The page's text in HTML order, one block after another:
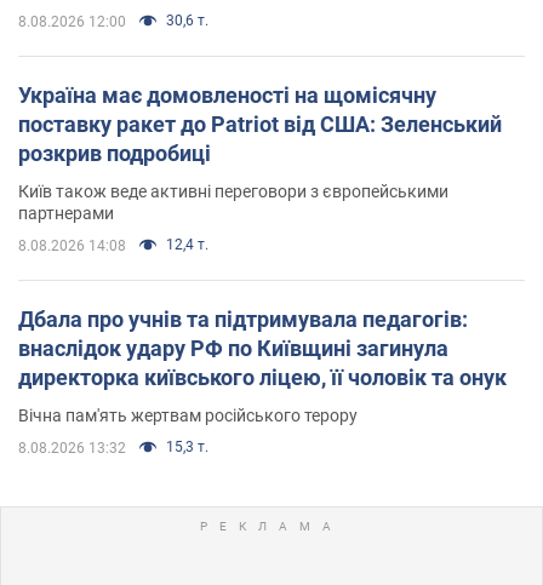
8.08.2026 12:00 30,6 т.
Україна має домовленості на щомісячну
поставку ракет до Patriot від США: Зеленський
розкрив подробиці
Київ також веде активні переговори з європейськими
партнерами
8.08.2026 14:08 12,4 т.
Дбала про учнів та підтримувала педагогів:
внаслідок удару РФ по Київщині загинула
директорка київського ліцею, її чоловік та онук
Вічна пам'ять жертвам російського терору
8.08.2026 13:32 15,3 т.